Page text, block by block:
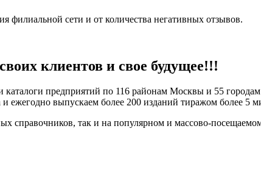
филиальной сети и от количества негативных отзывов.
клиентов и свое будущее!!!
каталоги предприятий по 116 районам Москвы и 55
ежегодно выпускаем более 200 изданий тиражом более 5
справочников, так и на популярном и массово-